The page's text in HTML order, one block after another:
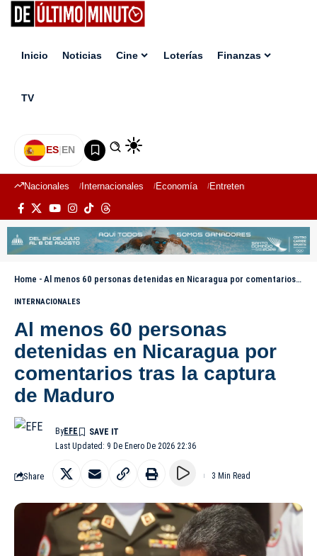
Inicio Noticias Cine Loterías Finanzas
TV
ES|EN
Nacionales Internacionales Economía Entretenimiento
Home - Al menos 60 personas detenidas en Nicaragua por comentarios tras la captura de Maduro
INTERNACIONALES
Al menos 60 personas
detenidas en Nicaragua por
comentarios tras la captura
de Maduro
Last Updated: 9 De Enero De 2026 22:36
ByEFE
Share 3 Min Read